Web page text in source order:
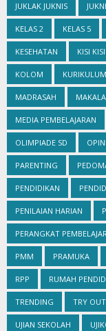
JUKLAK JUKNIS
KELAS 2 KELAS 5
KESEHATAN KISI
KOLOM KURIKULUM
MADRASAH
MEDIA PEMBELAJARAN
OLIMPIADE SD OPINI
PARENTING
PENDIDIKAN
PENILAIAN HARIAN
PERANGKAT
PMM PRAMUKA
RPP RUMAH
TRENDING TRY OUT
UJIAN SEKOLAH